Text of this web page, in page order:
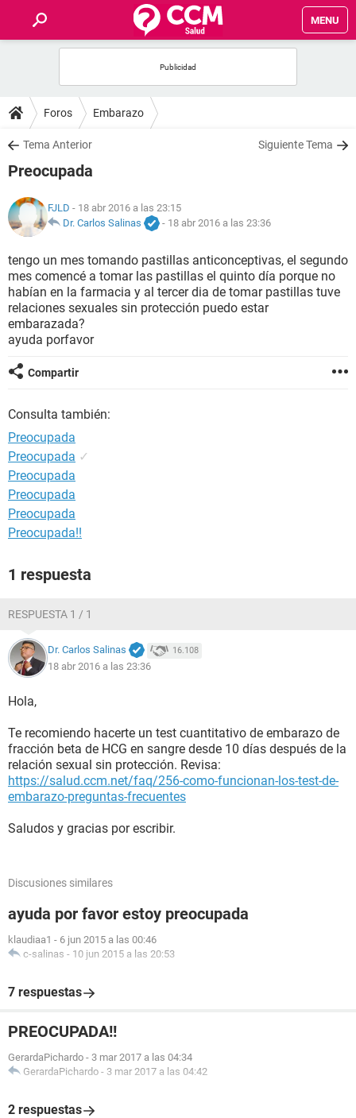
MENU
FOROS
SALUD
NUTRICIÓN
BIENESTAR
SEXUALIDAD
GLOSARIO
Foros Embarazo
Tema Anterior Siguiente Tema
Preocupada
FJLD - 18 abr 2016 a las 23:15
Dr. Carlos Salinas
- 18 abr 2016 a las 23:36
tengo un mes tomando pastillas anticonceptivas, el segundo
mes comencé a tomar las pastillas el quinto día porque no
habían en la farmacia y al tercer dia de tomar pastillas tuve
relaciones sexuales sin protección puedo estar
embarazada?
ayuda porfavor
Compartir
Consulta también:
Preocupada
Preocupada ✓
Preocupada
Preocupada
Preocupada
Preocupada!!
1 respuesta
RESPUESTA 1 / 1
Dr. Carlos Salinas 16.108
18 abr 2016 a las 23:36
Hola,
Te recomiendo hacerte un test cuantitativo de embarazo de
fracción beta de HCG en sangre desde 10 días después de la
relación sexual sin protección. Revisa:
https://salud.ccm.net/faq/256-como-funcionan-los-test-de-
embarazo-preguntas-frecuentes
Saludos y gracias por escribir.
Discusiones similares
ayuda por favor estoy preocupada
klaudiaa1 - 6 jun 2015 a las 00:46
c-salinas - 10 jun 2015 a las 20:53
7 respuestas
PREOCUPADA!!
GerardaPichardo - 3 mar 2017 a las 04:34
GerardaPichardo - 3 mar 2017 a las 04:42
2 respuestas